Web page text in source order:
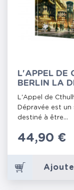
L'APPEL DE
BERLIN LA
L'Appel de
Dépravée est
destiné à être...
Prix
44,90 €